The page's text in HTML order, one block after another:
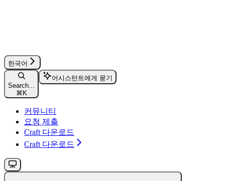
한국어
Search...
⌘ K
어시스턴트에게 묻기
커뮤니티
요청 제출
Craft 다운로드
Craft 다운로드